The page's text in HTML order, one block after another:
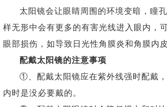
太阳镜会让眼睛周围的环境变暗，瞳
样无形中会有更多的有害光线进入眼内，
眼部损伤，如导致日光性角膜炎和角膜内
配戴太阳镜的注意事项
①、配戴太阳镜应在紫外线强时配戴
内时是没必要戴的。